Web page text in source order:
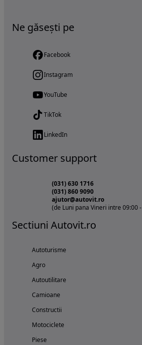
Ne găsești pe
Facebook
Instagram
YouTube
TikTok
LinkedIn
Customer support
(031) 630 1716
(031) 860 9090
ajutor@autovit.ro
(de Luni pana Vineri intre 09:00
Sectiuni Autovit.ro
Autoturisme
Agro
Autoutilitare
Camioane
Constructii
Motociclete
Piese